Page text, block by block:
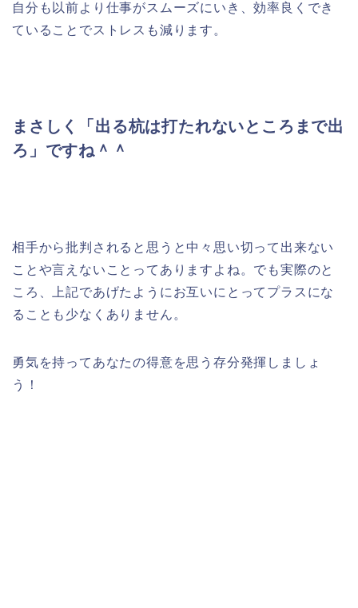
自分も以前より仕事がスムーズにいき、効率良くでき
ていることでストレスも減ります。
まさしく「出る杭は打たれないところまで出
ろ」ですね＾＾
相手から批判されると思うと中々思い切って出来ない
ことや言えないことってありますよね。でも実際のと
ころ、上記であげたようにお互いにとってプラスにな
ることも少なくありません。
勇気を持ってあなたの得意を思う存分発揮しましょ
う！